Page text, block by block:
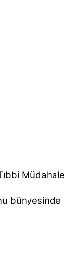
Müdahale
bünyesinde